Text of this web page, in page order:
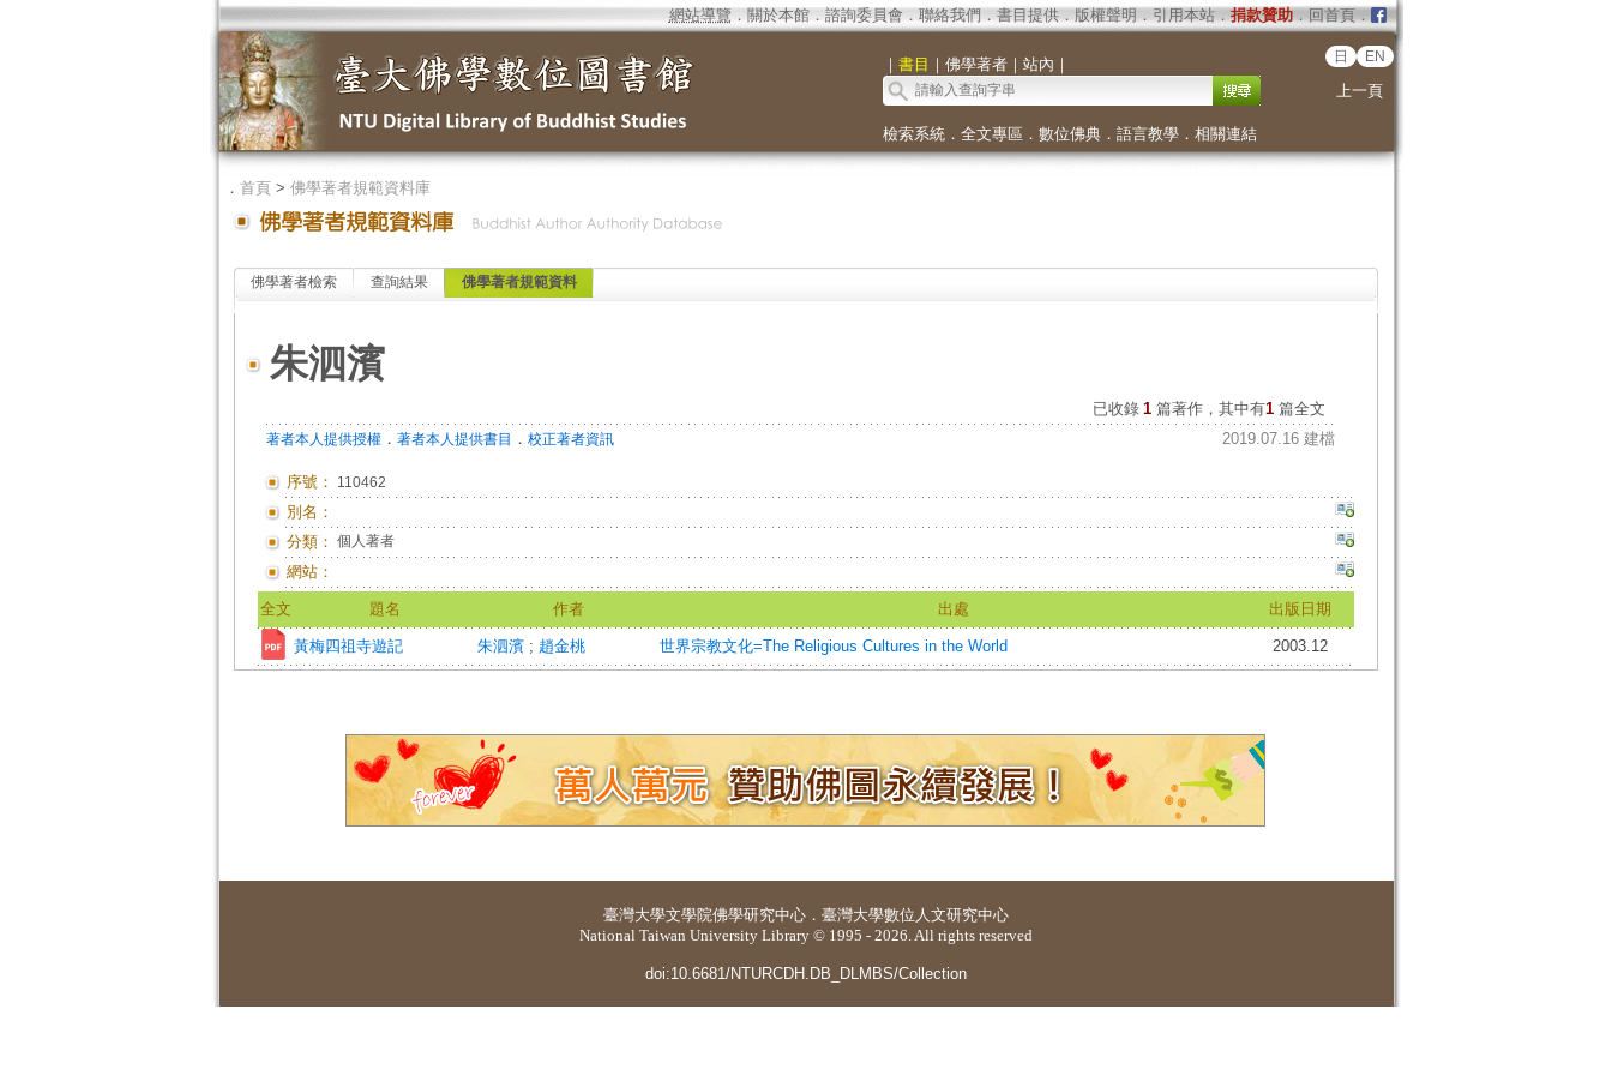
網站導覽 ． 關於本館． 諮詢委員會． 聯絡我們 ． 書目提供． 版權聲明 ． 引用本站． 捐款贊助．回首頁．
｜ 書目 ｜ 佛學著者｜ 站內 ｜ 日 EN
上一頁
檢索系統． 全文專區 ． 數位佛典． 語言教學． 相關連結
． 首頁> 佛學著者規範資料庫
佛學著者檢索 查詢結果 佛學著者規範資料
朱泗濱
已收錄 1 篇著作，其中有1篇全文
著者本人提供授權． 著者本人提供書目 ． 校正著者資訊 2019.07.16 建檔
序號： 110462
別名：
分類： 個人著者
網站：
全文 題名 作者 出處 出版日期
黃梅四祖寺遊記 朱泗濱 ; 趙金桃 世界宗教文化=The Religious Cultures in the World 2003.12
臺灣大學文學院佛學研究中心 ． 臺灣大學數位人文研究中心
National Taiwan University Library © 1995 - 2026. All rights reserved
doi:10.6681/NTURCDH.DB_DLMBS/Collection